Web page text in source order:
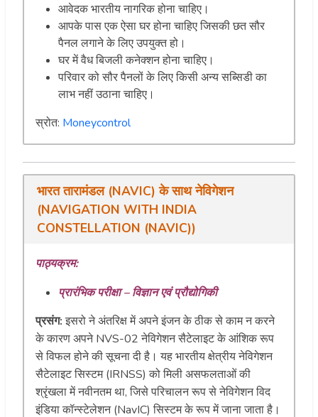
आवेदक भारतीय नागरिक होना चाहिए।
आपके पास एक ऐसा घर होना चाहिए जिसकी छत सौर
पैनल लगाने के लिए उपयुक्त हो।
घर में वैध बिजली कनेक्शन होना चाहिए।
परिवार को सौर पैनलों के लिए किसी अन्य सब्सिडी का
लाभ नहीं उठाना चाहिए।
स्रोत: Moneycontrol
भारत तारामंडल (NAVIC) के साथ नेविगेशन
(NAVIGATION WITH INDIA
CONSTELLATION (NAVIC))
पाठ्यक्रम:
प्रारंभिक परीक्षा – विज्ञान एवं प्रौद्योगिकी
प्रसंग:इसरो ने अंतरिक्ष में अपने इंजन के ठीक से काम न करने
के कारण अपने NVS-02 नेविगेशन सैटेलाइट के आंशिक रूप
से विफल होने की सूचना दी है। यह भारतीय क्षेत्रीय नेविगेशन
सैटेलाइट सिस्टम (IRNSS) को मिली असफलताओं की
श्रृंखला में नवीनतम था, जिसे परिचालन रूप से नेविगेशन विद
इंडिया कॉन्स्टेलेशन (NavIC) सिस्टम के रूप में जाना जाता है।